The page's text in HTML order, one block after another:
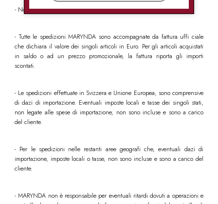
- Non vengono effettuate consegne nelle Caselle Postali e Fermo Posta.
- Tutte le spedizioni MARYNDA sono accompagnate da fattura uffi ciale
che dichiara il valore dei singoli articoli in Euro. Per gli articoli acquistati
in saldo o ad un prezzo promozionale, la fattura riporta gli importi
scontati.
- Le spedizioni effettuate in Svizzera e Unione Europea, sono comprensive
di dazi di importazione. Eventuali imposte locali e tasse dei singoli stati,
non legate alle spese di importazione, non sono incluse e sono a carico
del cliente.
- Per le spedizioni nelle restanti aree geografi che, eventuali dazi di
importazione, imposte locali o tasse, non sono incluse e sono a carico del
cliente.
- MARYNDA non è responsabile per eventuali ritardi dovuti a operazioni e